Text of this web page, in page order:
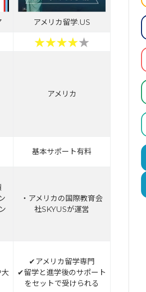
アメリカ留学.US
アメリカ
基本サポート有料
・アメリカの国際教育会
社SKYUSが運営
✔アメリカ留学専門
✔留学と進学後のサポート
をセットで受けられる